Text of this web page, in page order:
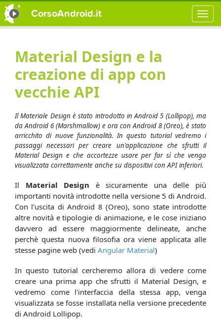
CorsoAndroid.it
Material Design e la
creazione di app con
vecchie API
Il Materiale Design è stato introdotto in Android 5 (Lollipop), ma
da Android 6 (Marshmallow) e ora con Android 8 (Oreo), è stato
arricchito di nuove funzionalità. In questo tutorial vedremo i
passaggi necessari per creare un'applicazione che sfrutti il
Material Design e che accortezze usare per far sì che venga
visualizzata correttamente anche su dispositivi con API inferiori.
Il Material Design è sicuramente una delle più
importanti novità introdotte nella versione 5 di Android.
Con l'uscita di Android 8 (Oreo), sono state introdotte
altre novità e tipologie di animazione, e le cose iniziano
davvero ad essere maggiormente delineate, anche
perchè questa nuova filosofia ora viene applicata alle
stesse pagine web (vedi Angular Material)
In questo tutorial cercheremo allora di vedere come
creare una prima app che sfrutti il Material Design, e
vedremo come l'interfaccia della stessa app, venga
visualizzata se fosse installata nella versione precedente
di Android Lollipop.